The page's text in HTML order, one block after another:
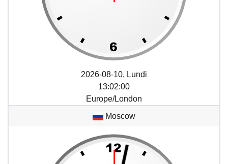
2026-08-10, Lundi
13:02:01
Europe/London
Moscow